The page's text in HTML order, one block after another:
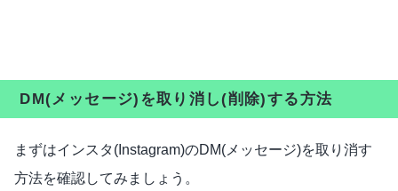
DM(メッセージ)を取り消し(削除)する方法
まずはインスタ(Instagram)のDM(メッセージ)を取り消す
方法を確認してみましょう。